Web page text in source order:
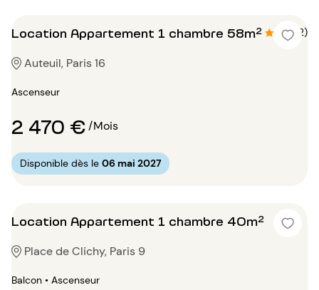
Location Appartement 1 chambre 58m² 4.5 (2)
Auteuil, Paris 16
Ascenseur
2 470 €/Mois
Disponible dès le 06 mai 2027
Location Appartement 1 chambre 40m²
Place de Clichy, Paris 9
Balcon • Ascenseur